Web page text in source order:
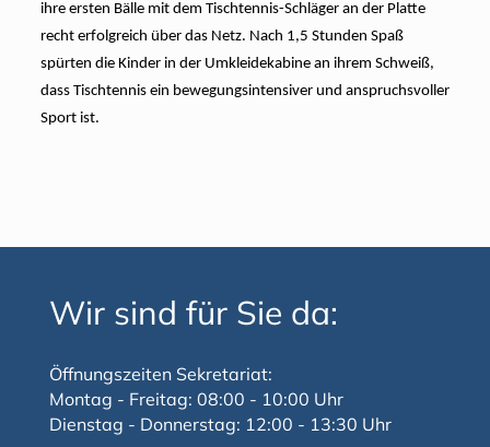
ihre ersten Bälle mit dem Tischtennis-Schläger an der Platte
recht erfolgreich über das Netz. Nach 1,5 Stunden Spaß
spürten die Kinder in der Umkleidekabine an ihrem Schweiß,
dass Tischtennis ein bewegungsintensiver und anspruchsvoller
Sport ist.
Wir sind für Sie da:
Öffnungszeiten Sekretariat:
Montag - Freitag: 08:00 - 10:00 Uhr
Dienstag - Donnerstag: 12:00 - 13:30 Uhr